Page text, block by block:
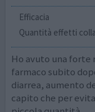
Efficacia
Quantità effetti
Ho avuto una forte
farmaco subito
diarrea, aumento
capito che per